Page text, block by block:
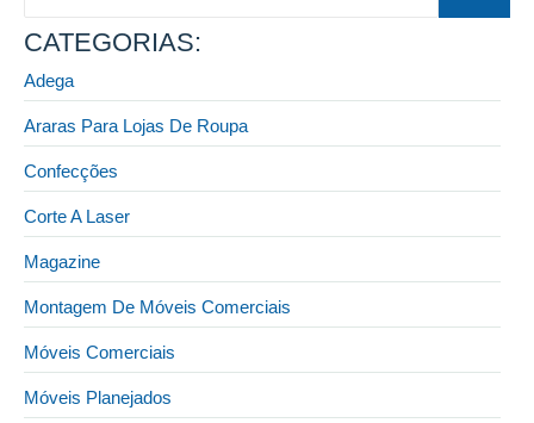
CATEGORIAS:
Adega
Araras Para Lojas De Roupa
Confecções
Corte A Laser
Magazine
Montagem De Móveis Comerciais
Móveis Comerciais
Móveis Planejados